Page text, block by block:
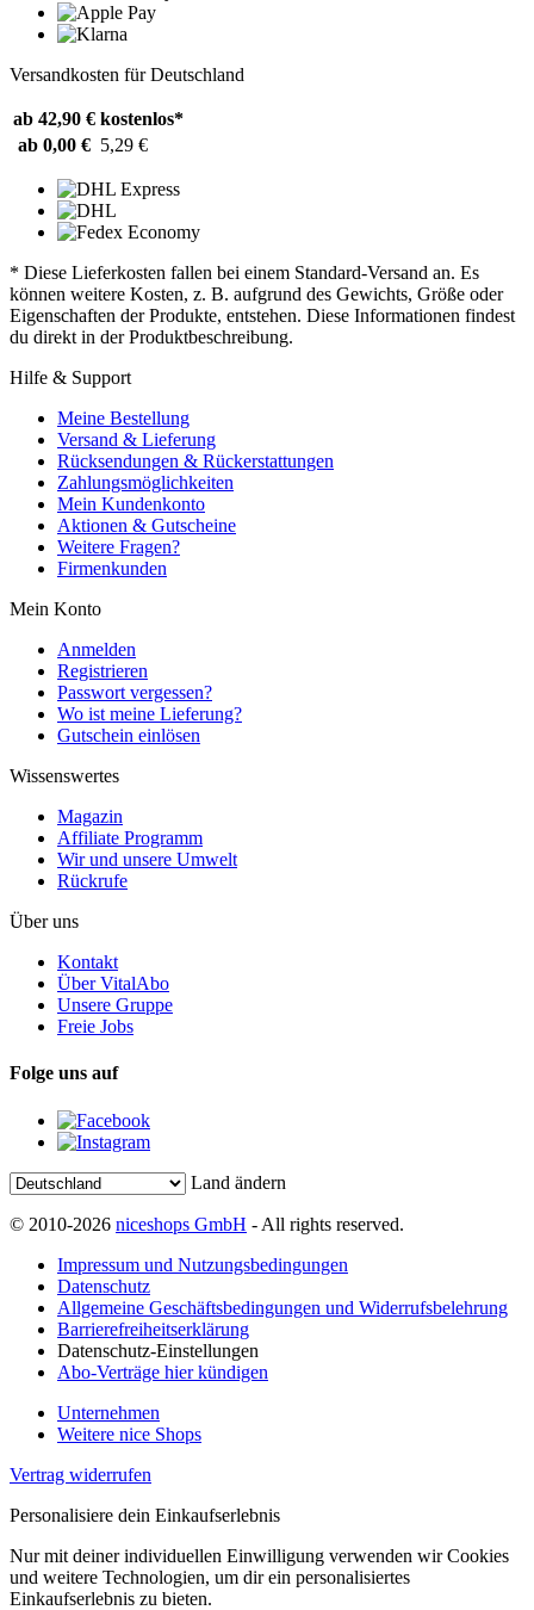
Versandkosten für Deutschland
ab 42,90 € kostenlos*
ab 0,00 € 5,29 €
* Diese Lieferkosten fallen bei einem Standard-Versand an. Es
können weitere Kosten, z. B. aufgrund des Gewichts, Größe oder
Eigenschaften der Produkte, entstehen. Diese Informationen findest
du direkt in der Produktbeschreibung.
Hilfe & Support
Meine Bestellung
Versand & Lieferung
Rücksendungen & Rückerstattungen
Zahlungsmöglichkeiten
Mein Kundenkonto
Aktionen & Gutscheine
Weitere Fragen?
Firmenkunden
Mein Konto
Anmelden
Registrieren
Passwort vergessen?
Wo ist meine Lieferung?
Gutschein einlösen
Wissenswertes
Magazin
Affiliate Programm
Wir und unsere Umwelt
Rückrufe
Über uns
Kontakt
Über VitalAbo
Unsere Gruppe
Freie Jobs
Folge uns auf
Land ändern
© 2010-2026 niceshops GmbH - All rights reserved.
Impressum und Nutzungsbedingungen
Datenschutz
Allgemeine Geschäftsbedingungen und Widerrufsbelehrung
Barrierefreiheitserklärung
Datenschutz-Einstellungen
Abo-Verträge hier kündigen
Unternehmen
Weitere nice Shops
Vertrag widerrufen
Personalisiere dein Einkaufserlebnis
Nur mit deiner individuellen Einwilligung verwenden wir Cookies
und weitere Technologien, um dir ein personalisiertes
Einkaufserlebnis zu bieten.